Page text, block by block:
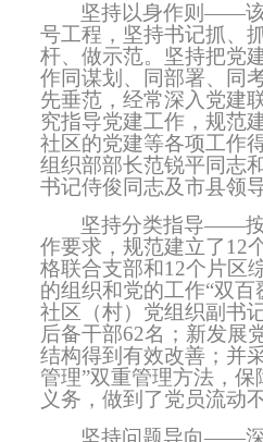
坚持以身作则——
号工程，坚持书记抓、
杆、做示范。坚持把党
作同谋划、同部署、同
先垂范，经常深入党建
究指导党建工作，规范
社区的党建等各项工作
组织部部长范锐平同志
书记侍俊同志及市县领
坚持分类指导——按
作要求，规范建立了12
格联合支部和12个片区
的组织和党的工作“双百
社区（村）党组织副书
后备干部62名；新发展
结构得到有效改善；并
管理”双重管理方法，
义务，做到了党员流动
坚持问题导向——深